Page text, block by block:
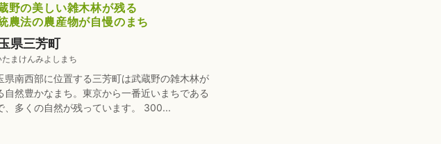
野の美しい雑木林が残る
農法の農産物が自慢のまち
県三芳町
たまけんみよしまち
県南西部に位置する三芳町は武蔵野の雑木林が
自然豊かなまち。東京から一番近いまちである
、多くの自然が残っています。 300...